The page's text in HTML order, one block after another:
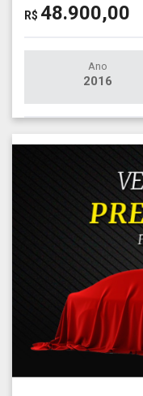
R$ 48.900,00
Ano
2016